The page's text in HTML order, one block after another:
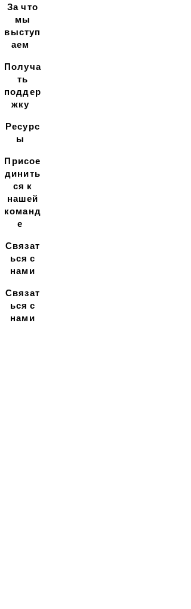
За что
мы
выступ
аем
Получа
ть
поддер
жку
Ресурс
ы
Присое
динить
ся к
нашей
команд
е
Связат
ься с
нами
Связат
ься с
нами